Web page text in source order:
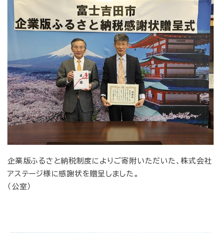
企業版ふるさと納税制度によりご寄附いただいた、株式会社
アステージ様に感謝状を贈呈しました。
（公室）